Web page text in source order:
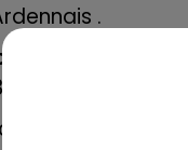
.
à
été déplacés